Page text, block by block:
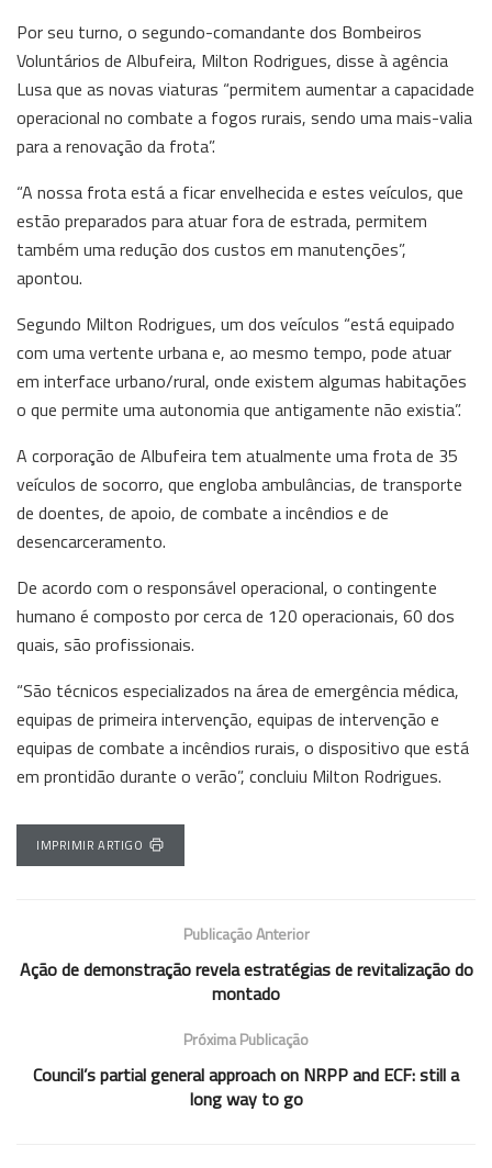
Por seu turno, o segundo-comandante dos Bombeiros
Voluntários de Albufeira, Milton Rodrigues, disse à agência
Lusa que as novas viaturas “permitem aumentar a capacidade
operacional no combate a fogos rurais, sendo uma mais-valia
para a renovação da frota”.
“A nossa frota está a ficar envelhecida e estes veículos, que
estão preparados para atuar fora de estrada, permitem
também uma redução dos custos em manutenções”,
apontou.
Segundo Milton Rodrigues, um dos veículos “está equipado
com uma vertente urbana e, ao mesmo tempo, pode atuar
em interface urbano/rural, onde existem algumas habitações
o que permite uma autonomia que antigamente não existia”.
A corporação de Albufeira tem atualmente uma frota de 35
veículos de socorro, que engloba ambulâncias, de transporte
de doentes, de apoio, de combate a incêndios e de
desencarceramento.
De acordo com o responsável operacional, o contingente
humano é composto por cerca de 120 operacionais, 60 dos
quais, são profissionais.
“São técnicos especializados na área de emergência médica,
equipas de primeira intervenção, equipas de intervenção e
equipas de combate a incêndios rurais, o dispositivo que está
em prontidão durante o verão”, concluiu Milton Rodrigues.
IMPRIMIR ARTIGO
Publicação Anterior
Ação de demonstração revela estratégias de revitalização do
montado
Próxima Publicação
Council’s partial general approach on NRPP and ECF: still a
long way to go